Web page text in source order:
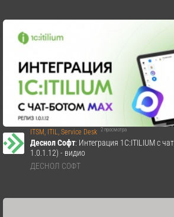
ITSM, ITIL, Service Desk 2 просмотра
Деснол Со​фт: Интеграция 1C:ITILIUM с
1.0.1.12) - видио
ДЕСНОЛ СОФТ